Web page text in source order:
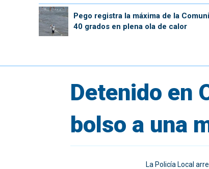
Pego registra la máxima de la
40 grados en plena ola de calor
Detenido en
bolso a una
La Policía Local